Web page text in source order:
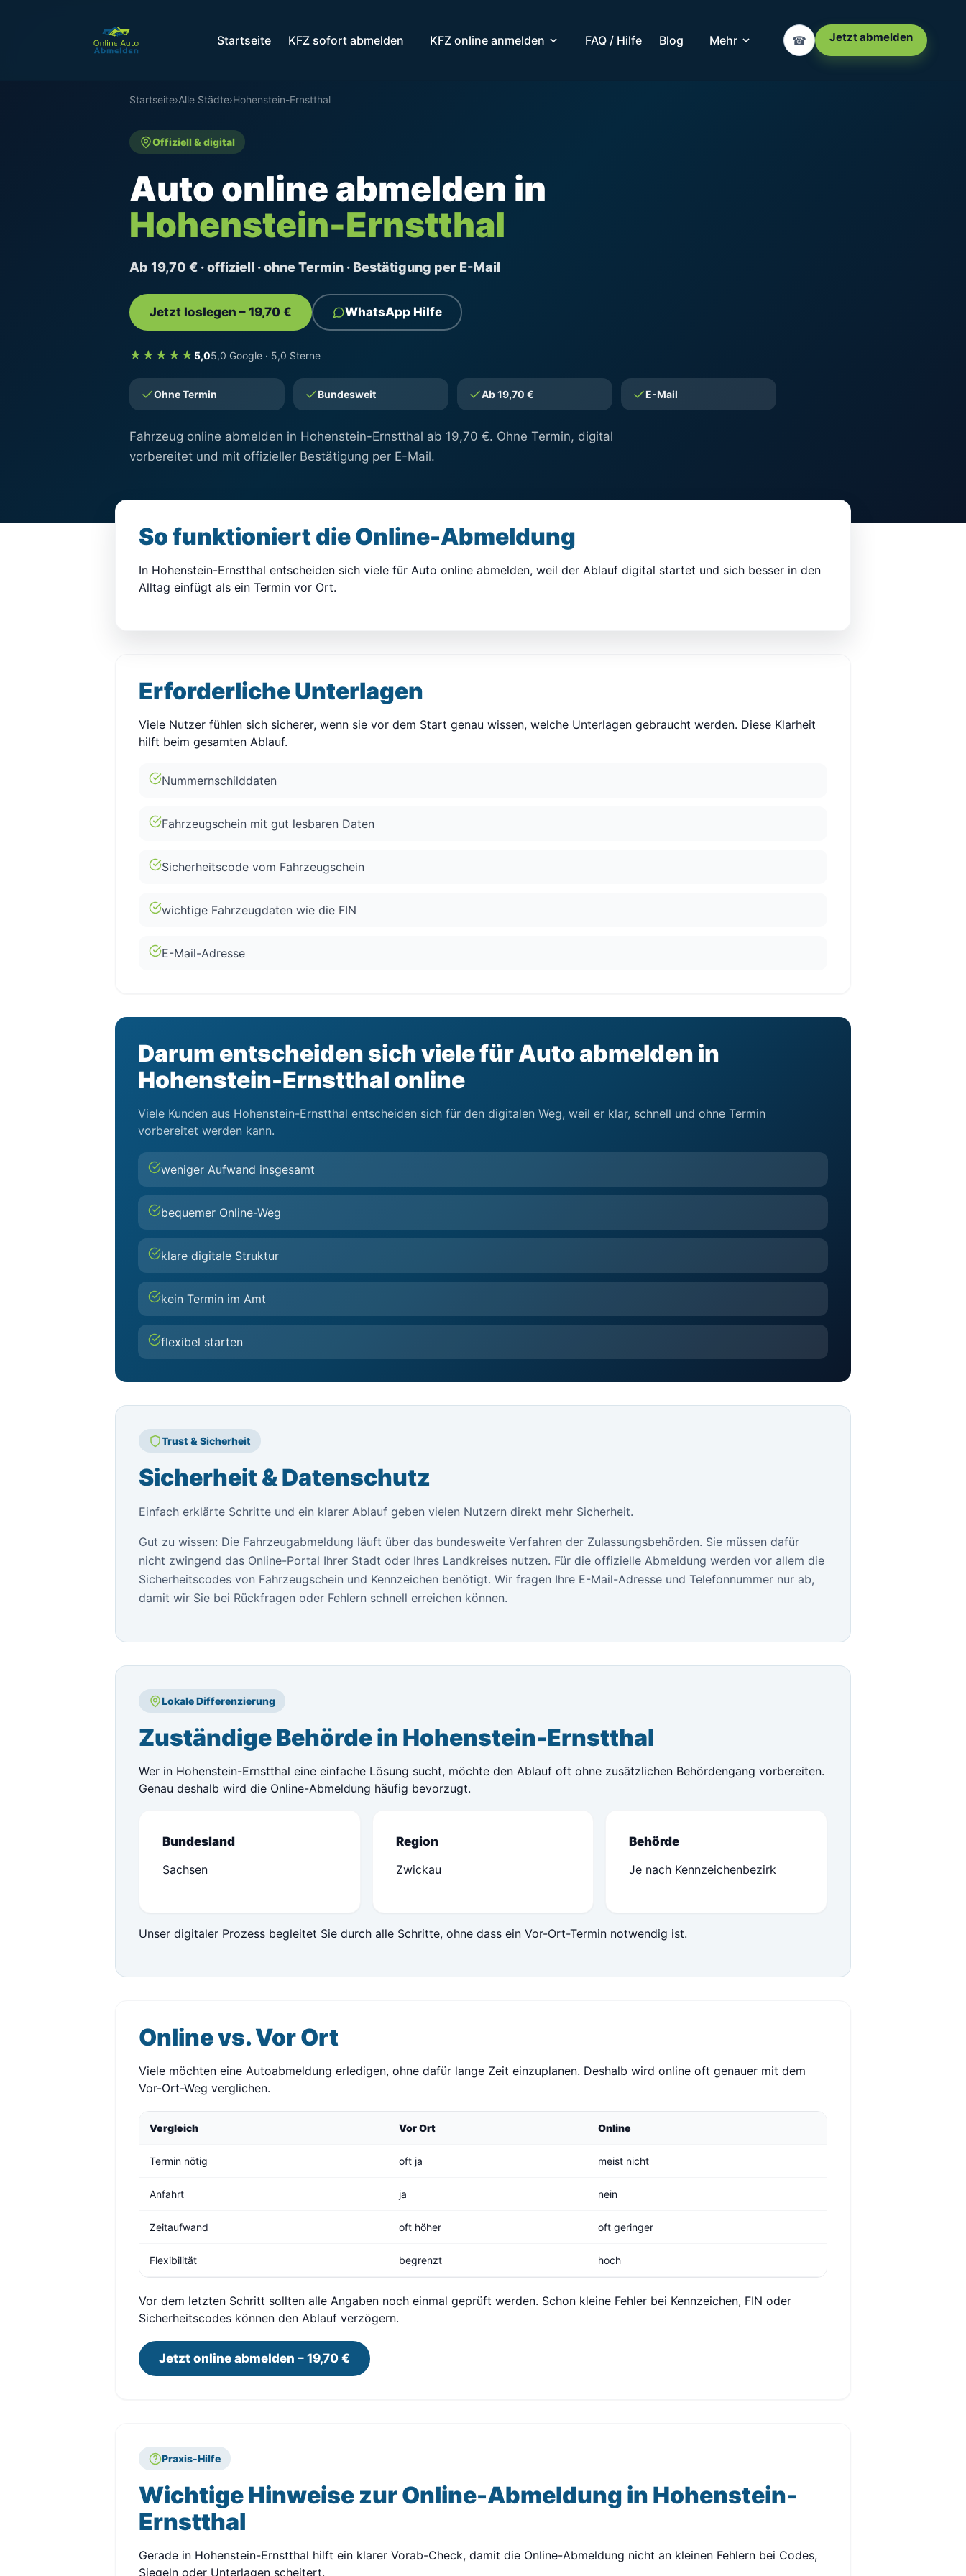
Startseite KFZ sofort abmelden KFZ online anmelden FAQ / Hilfe Blog Mehr ☎ Jetzt abmelden
Startseite›Alle Städte›Hohenstein-Ernstthal
Offiziell & digital
Auto online abmelden in
Hohenstein-Ernstthal
Ab 19,70 € · offiziell · ohne Termin · Bestätigung per E-Mail
Jetzt loslegen – 19,70 € WhatsApp Hilfe
★★★★★ 5,05,0 Google · 5,0 Sterne
Ohne Termin Bundesweit Ab 19,70 € E-Mail
Fahrzeug online abmelden in Hohenstein-Ernstthal ab 19,70 €. Ohne Termin, digital
vorbereitet und mit offizieller Bestätigung per E-Mail.
So funktioniert die Online-Abmeldung
In Hohenstein-Ernstthal entscheiden sich viele für Auto online abmelden, weil der Ablauf digital startet und sich besser in den
Alltag einfügt als ein Termin vor Ort.
Erforderliche Unterlagen
Viele Nutzer fühlen sich sicherer, wenn sie vor dem Start genau wissen, welche Unterlagen gebraucht werden. Diese Klarheit
hilft beim gesamten Ablauf.
Nummernschilddaten
Fahrzeugschein mit gut lesbaren Daten
Sicherheitscode vom Fahrzeugschein
wichtige Fahrzeugdaten wie die FIN
E-Mail-Adresse
Darum entscheiden sich viele für Auto abmelden in
Hohenstein-Ernstthal online
Viele Kunden aus Hohenstein-Ernstthal entscheiden sich für den digitalen Weg, weil er klar, schnell und ohne Termin
vorbereitet werden kann.
weniger Aufwand insgesamt
bequemer Online-Weg
klare digitale Struktur
kein Termin im Amt
flexibel starten
Trust & Sicherheit
Sicherheit & Datenschutz
Einfach erklärte Schritte und ein klarer Ablauf geben vielen Nutzern direkt mehr Sicherheit.
Gut zu wissen: Die Fahrzeugabmeldung läuft über das bundesweite Verfahren der Zulassungsbehörden. Sie müssen dafür
nicht zwingend das Online-Portal Ihrer Stadt oder Ihres Landkreises nutzen. Für die offizielle Abmeldung werden vor allem die
Sicherheitscodes von Fahrzeugschein und Kennzeichen benötigt. Wir fragen Ihre E-Mail-Adresse und Telefonnummer nur ab,
damit wir Sie bei Rückfragen oder Fehlern schnell erreichen können.
Lokale Differenzierung
Zuständige Behörde in Hohenstein-Ernstthal
Wer in Hohenstein-Ernstthal eine einfache Lösung sucht, möchte den Ablauf oft ohne zusätzlichen Behördengang vorbereiten.
Genau deshalb wird die Online-Abmeldung häufig bevorzugt.
Bundesland
Sachsen
Region
Zwickau
Behörde
Je nach Kennzeichenbezirk
Unser digitaler Prozess begleitet Sie durch alle Schritte, ohne dass ein Vor-Ort-Termin notwendig ist.
Online vs. Vor Ort
Viele möchten eine Autoabmeldung erledigen, ohne dafür lange Zeit einzuplanen. Deshalb wird online oft genauer mit dem
Vor-Ort-Weg verglichen.
Vergleich Vor Ort Online
Termin nötig oft ja meist nicht
Anfahrt ja nein
Zeitaufwand oft höher oft geringer
Flexibilität begrenzt hoch
Vor dem letzten Schritt sollten alle Angaben noch einmal geprüft werden. Schon kleine Fehler bei Kennzeichen, FIN oder
Sicherheitscodes können den Ablauf verzögern.
Jetzt online abmelden – 19,70 €
Praxis-Hilfe
Wichtige Hinweise zur Online-Abmeldung in Hohenstein-
Ernstthal
Gerade in Hohenstein-Ernstthal hilft ein klarer Vorab-Check, damit die Online-Abmeldung nicht an kleinen Fehlern bei Codes,
Siegeln oder Unterlagen scheitert.